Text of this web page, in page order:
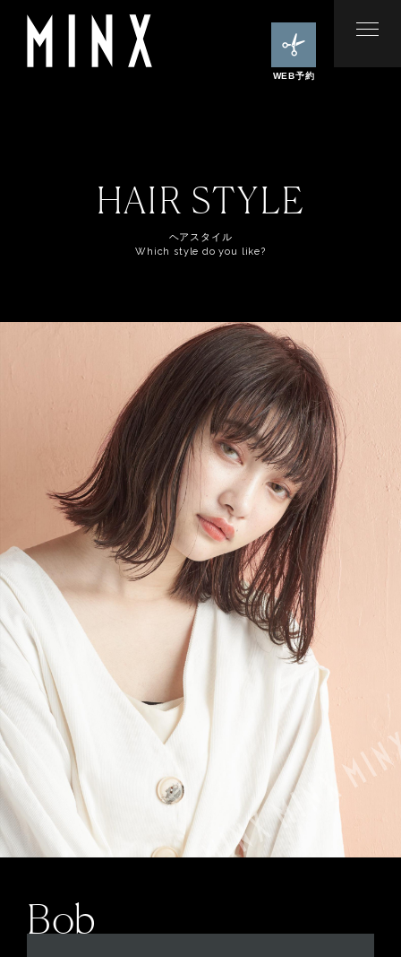
WEB予約
HAIR STYLE
ヘアスタイル
Which style do you like?
Bob